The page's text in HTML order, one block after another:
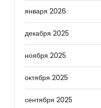
января 2026
декабря 2025
ноября 2025
октября 2025
сентября 2025